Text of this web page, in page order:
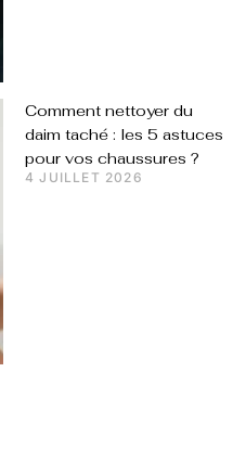
Comment nettoyer du
daim taché : les 5 astuces
pour vos chaussures ?
4 JUILLET 2026